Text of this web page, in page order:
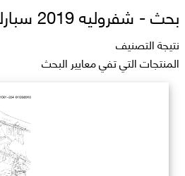
بحث - شفروليه 2019 سبارك مروحة رديتر
نتيجة التصنيف
المنتجات التي تفي معايير البحث